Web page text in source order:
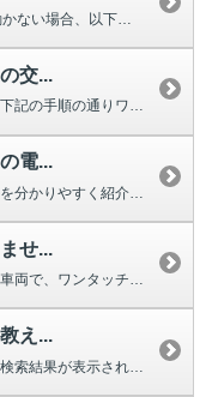
セレクターレバーが[P]（パーキング）から動かない場合、以下を確認してくだ...
交...
ウィンドウの拭き取り具合が悪くなった時は下記の手順の通りワイパーの交換をし...
電...
キーレスオペレーションキーの電池交換方法を分かりやすく紹介する動画をご用意...
せ...
パワーウインドウにオート開閉機能が付いた車両で、ワンタッチで完全に閉じ...
え...